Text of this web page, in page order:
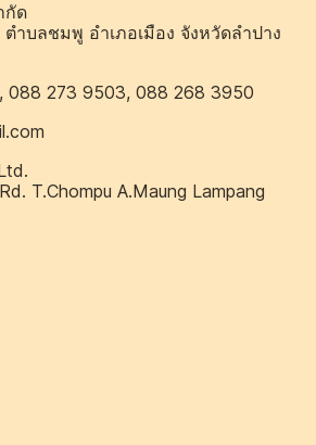
กัด
ำบลชมพู อำเภอเมือง จังหวัดลำปาง
088 273 9503, 088 268 3950
T.Chompu A.Maung Lampang